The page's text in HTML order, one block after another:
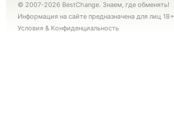
© 2007-2026 BestChange. Знаем, где обменять!
Информация на сайте предназначена для лиц 18+
Условия & Конфиденциальность